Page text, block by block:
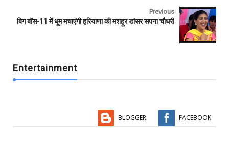
Previous
बिग बॉस-11 में धूम मचाएंगी हरियाणा की मशहूर डांसर सपना चौधरी
Entertainment
BLOGGER FACEBOOK